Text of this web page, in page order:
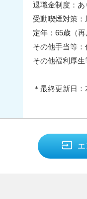
退職金制度：あ
受動喫煙対策：
定年：65歳（再
その他手当等
その他福利厚
＊最終更新日：
input